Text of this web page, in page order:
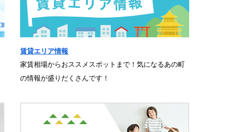
賃貸エリア情報
家賃相場からおススメスポットまで！気になるあの町
の情報が盛りだくさんです！